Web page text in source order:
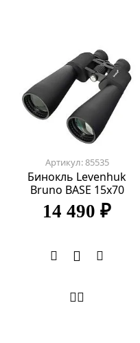
Артикул: 85535
Бинокль Levenhuk
Bruno BASE 15x70
14 490 ₽